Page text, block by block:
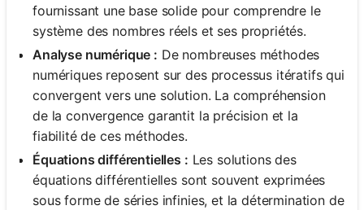
fournissant une base solide pour comprendre le
système des nombres réels et ses propriétés.
Analyse numérique : De nombreuses méthodes
numériques reposent sur des processus itératifs qui
convergent vers une solution. La compréhension
de la convergence garantit la précision et la
fiabilité de ces méthodes.
Équations différentielles : Les solutions des
équations différentielles sont souvent exprimées
sous forme de séries infinies, et la détermination de